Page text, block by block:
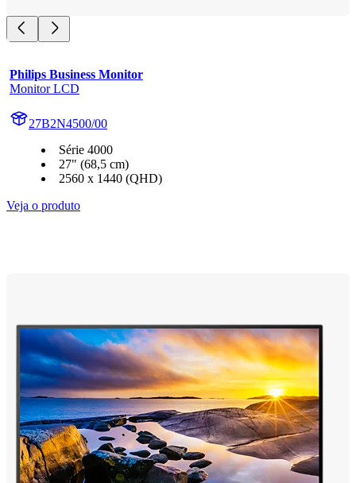
Philips Business Monitor
Monitor LCD
27B2N4500/00
Série 4000
27" (68,5 cm)
2560 x 1440 (QHD)
Veja o produto